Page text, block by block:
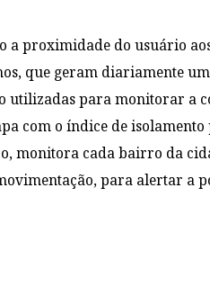
a proximidade do usuário
que geram diariamente
utilizadas para monitorar a
com o índice de
monitora cada bairro da
para alertar a